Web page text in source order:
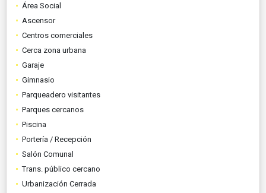
Área Social
Ascensor
Centros comerciales
Cerca zona urbana
Garaje
Gimnasio
Parqueadero visitantes
Parques cercanos
Piscina
Portería / Recepción
Salón Comunal
Trans. público cercano
Urbanización Cerrada